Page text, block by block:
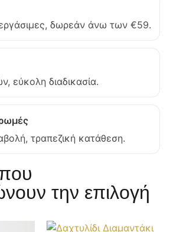
δωρεάν άνω των €59.
εύκολη διαδικασία.
τραπεζική κατάθεση.
την επιλογή